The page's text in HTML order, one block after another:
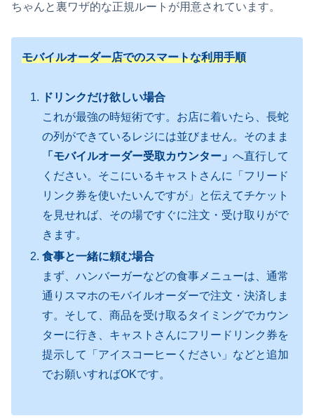
ちゃんと裏ワザ的な正規ルートが用意されています。
モバイルオーダー店でのスマートな利用手順
ドリンクだけ欲しい場合
これが最強の時短術です。お店に着いたら、長蛇
の列ができているレジには並びません。そのまま
「モバイルオーダー受取カウンター」へ直行して
ください。そこにいるキャストさんに「フリード
リンク券を使いたいんですが」と伝えてチケット
を見せれば、その場ですぐに注文・受け取りがで
きます。
食事と一緒に頼む場合
まず、ハンバーガーなどの食事メニューは、通常
通りスマホのモバイルオーダーで注文・決済しま
す。そして、商品を受け取るタイミングでカウン
ターに行き、キャストさんにフリードリンク券を
提示して「アイスコーヒーください」などと追加
でお願いすればOKです。